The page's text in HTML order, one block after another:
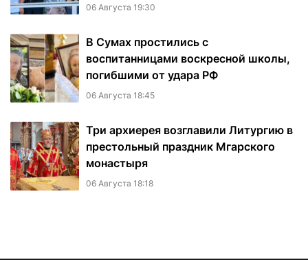
06 Августа 19:30
В Сумах простились с
воспитанницами воскресной школы,
погибшими от удара РФ
06 Августа 18:45
Три архиерея возглавили Литургию в
престольный праздник Мгарского
монастыря
06 Августа 18:18